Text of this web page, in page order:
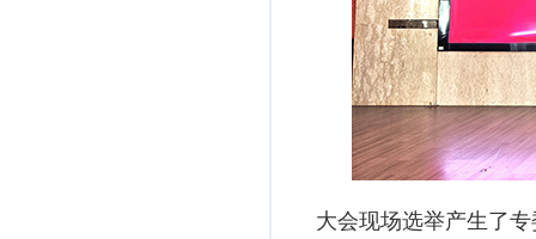
大会现场选举产生了